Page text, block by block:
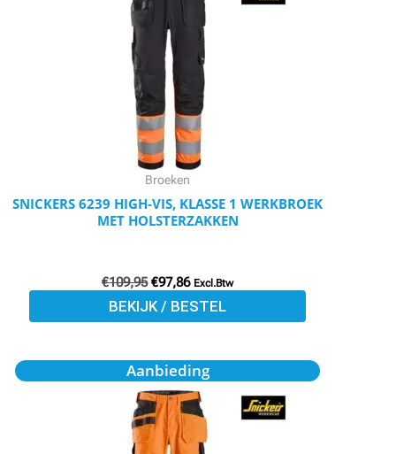
Broeken
SNICKERS 6239 HIGH-VIS, KLASSE 1 WERKBROEK
MET HOLSTERZAKKEN
€109,95 €97,86 Excl.Btw
BEKIJK / BESTEL
meerdere
variaties.
Deze
optie
kan
gekozen
worden
op
de
Aanbieding
Oorspronkelijke
prijs
was:
€109,95.
Huidige
prijs
is:
€97,86.
Dit
product
heeft
meerdere